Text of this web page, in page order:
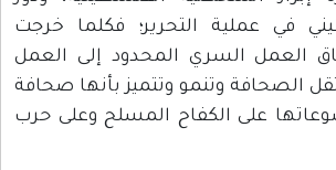
في عملية التحرير؛ فكلما خرجت
العمل السري المحدود إلى العمل
الصحافة وتنمو وتتميز بأنها صحافة
على الكفاح المسلح وعلى حرب